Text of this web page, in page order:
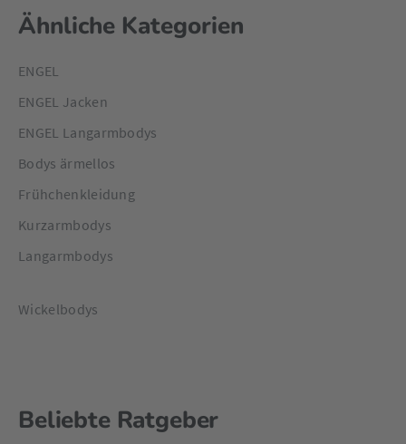
Ähnliche Kategorien
ENGEL
ENGEL Jacken
ENGEL Langarmbodys
Bodys ärmellos
Frühchenkleidung
Kurzarmbodys
Langarmbodys
Wickelbodys
Beliebte Ratgeber